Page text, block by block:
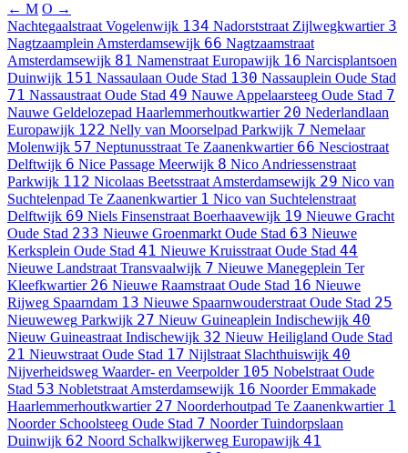
← M O →
Nachtegaalstraat Vogelenwijk 134 Nadorststraat Zijlwegkwartier 3
NagtzaampleinAmsterdamsewijk 66 Nagtzaamstraat
Amsterdamsewijk 81 Namenstraat Europawijk 16 Narcisplantsoen
Duinwijk 151 Nassaulaan Oude Stad 130 Nassauplein Oude Stad
71 Nassaustraat Oude Stad 49 Nauwe Appelaarsteeg Oude Stad 7
Nauwe Geldelozepad Haarlemmerhoutkwartier 20 Nederlandlaan
Europawijk 122 Nelly van Moorselpad Parkwijk 7 Nemelaar
Molenwijk 57 Neptunusstraat Te Zaanenkwartier 66 Nesciostraat
Delftwijk 6 Nice Passage Meerwijk 8 Nico Andriessenstraat
Parkwijk 112 Nicolaas BeetsstraatAmsterdamsewijk 29 Nico van
Suchtelenpad Te Zaanenkwartier 1 Nico van Suchtelenstraat
Delftwijk 69 Niels Finsenstraat Boerhaavewijk 19 Nieuwe Gracht
Oude Stad 233 Nieuwe Groenmarkt Oude Stad 63 Nieuwe
Kerksplein Oude Stad 41 Nieuwe Kruisstraat Oude Stad 44
Nieuwe Landstraat Transvaalwijk 7 Nieuwe Manegeplein Ter
Kleefkwartier 26 Nieuwe Raamstraat Oude Stad 16 Nieuwe
Rijweg Spaarndam 13 Nieuwe Spaarnwouderstraat Oude Stad 25
Nieuweweg Parkwijk 27 Nieuw Guineaplein Indischewijk 40
Nieuw Guineastraat Indischewijk 32 Nieuw Heiligland Oude Stad
21 Nieuwstraat Oude Stad 17 Nijlstraat Slachthuiswijk 40
Nijverheidsweg Waarder- en Veerpolder 105 Nobelstraat Oude
Stad 53 NobletstraatAmsterdamsewijk 16 Noorder Emmakade
Haarlemmerhoutkwartier 27 Noorderhoutpad Te Zaanenkwartier 1
Noorder Schoolsteeg Oude Stad 7 Noorder Tuindorpslaan
Duinwijk 62 Noord Schalkwijkerweg Europawijk 41